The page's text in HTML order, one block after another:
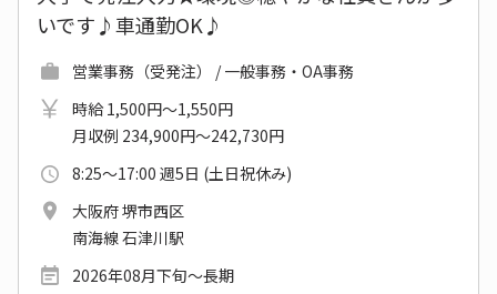
いです♪車通勤OK♪
営業事務（受発注） / 一般事務・OA事務
時給 1,500円～1,550円
月収例 234,900円～242,730円
8:25～17:00 週5日 (土日祝休み)
大阪府 堺市西区
南海線 石津川駅
2026年08月下旬～長期